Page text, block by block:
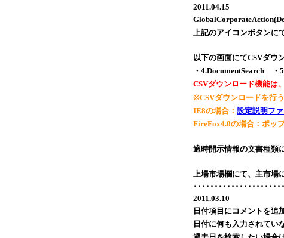
2011.04.15
上記のアイコンボタンに
以下の画面にてCSVダウ
・4.DocumentSearch
CSVダウンロード機能は
※CSVダウンロードを行
IE8の場合： 設定説明フ
FireFox4.0の場合：ポッ
適時開示情報の文書種類
上場市場欄にて、主市場
････････････････････
2011.03.10
日付項目にコメントを追
日付に何も入力されてい